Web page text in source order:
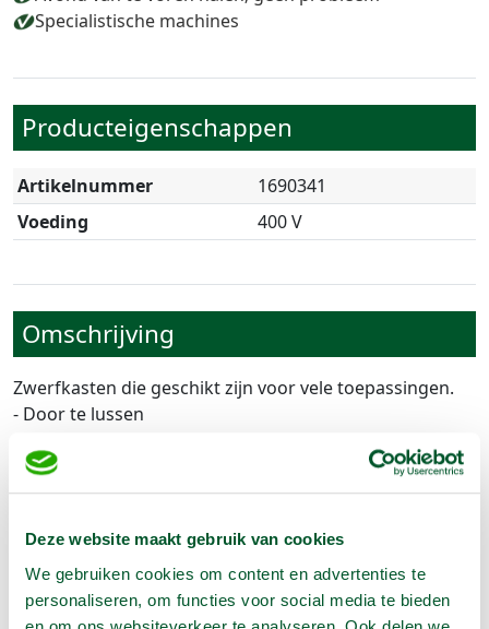
Deze website maakt gebruik van cookies
We gebruiken cookies om content en advertenties te
personaliseren, om functies voor social media te bieden
Specialistische machines
Producteigenschappen
Artikelnummer
1690341
Voeding
400 V
Omschrijving
Zwerfkasten die geschikt zijn voor vele toepassingen.
- Door te lussen
- Invoer 32A.
- Uit 6x230V (3x16A) en 2x32A
- Met Aardlekschakelaar